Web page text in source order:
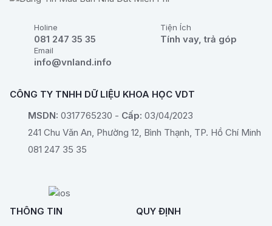
Holine
081 247 35 35
Tiện Ích
Tính vay, trả góp
Email
info@vnland.info
CÔNG TY TNHH DỮ LIỆU KHOA HỌC VDT
MSDN: 0317765230 - Cấp: 03/04/2023
241 Chu Văn An, Phường 12, Bình Thạnh, TP. Hồ Chí Minh
081 247 35 35
THÔNG TIN
QUY ĐỊNH